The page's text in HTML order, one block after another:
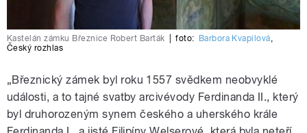
Kastelán zámku Březnice Robert Barták foto: Barbora Kvapilová,
Český rozhlas
„Březnický zámek byl roku 1557 svědkem neobvyklé
události, a to tajné svatby arcivévody Ferdinanda II., který
byl druhorozeným synem českého a uherského krále